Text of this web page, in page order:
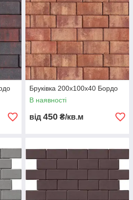
Бруківка 200х100х40 Бордо
В наявності
від 450 ₴/кв.м